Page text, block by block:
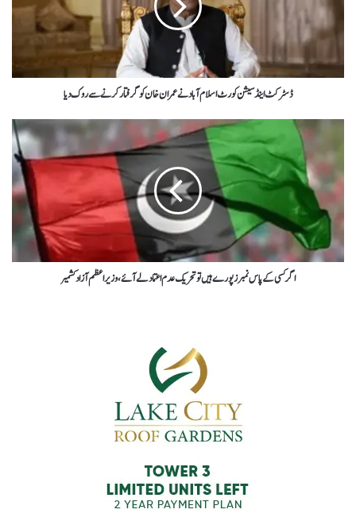
ڈسٹرکٹ اینڈ سیشن کورٹ اسلام آباد نے عمران خان کو گرفتار کرنے سے روک دیا
اگر کسی کے پاس نمبرز پورے ہیں تو تحریک عدم اعتماد لے آئے ، وزیراعظم آزاد کشمیر